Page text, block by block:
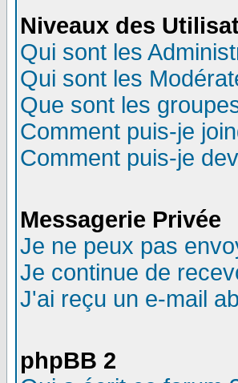
Niveaux des
Qui sont les
Qui sont les
Que sont les
Comment puis-je
Comment puis-je
Messagerie Privée
Je ne peux pas
Je continue de
J'ai reçu un e-mail
phpBB 2